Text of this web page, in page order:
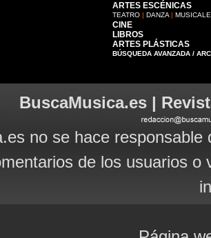
ARTES ESCÉNICAS
TEATRO | DANZA |
CINE
LIBROS
ARTES PLÁSTICAS
BÚSQUEDA AVANZADA /
BuscaMusica.es |
no se hace
de los usuarios